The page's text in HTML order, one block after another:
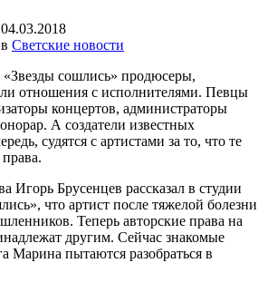
04.03.2018
Светские новости
сошлись» продюсеры,
отношения с исполнителями. Певцы
концертов, администраторы
А создатели известных
судятся с артистами за то, что те
Игорь Брусенцев рассказал в студии
что артист после тяжелой болезни
Теперь авторские права на
другим. Сейчас знакомые
Марина пытаются разобраться в